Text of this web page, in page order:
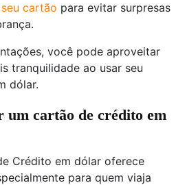
cartão para evitar surpresas
você pode aproveitar
tranquilidade ao usar seu
dólar.
um cartão de crédito em
Crédito em dólar oferece
para quem viaja